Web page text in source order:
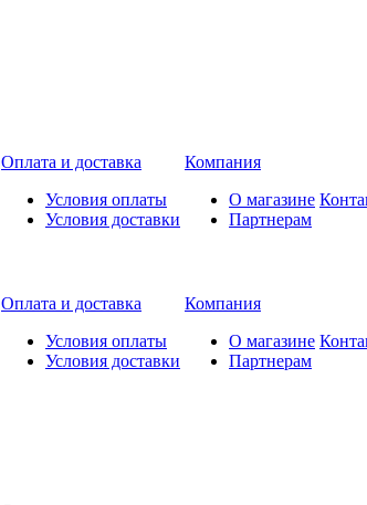
Оплата и доставка
Условия оплаты
Условия доставки
Компания
О магазине
Партнерам
Оплата и доставка
Условия оплаты
Условия доставки
Компания
О магазине
Партнерам